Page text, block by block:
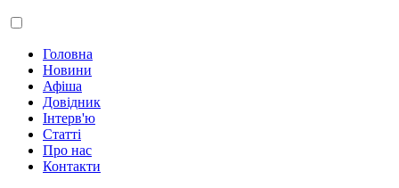
Головна
Новини
Афіша
Довідник
Інтерв'ю
Статті
Про нас
Контакти